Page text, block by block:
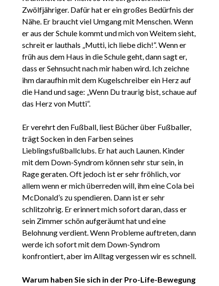
Zwölfjähriger. Dafür hat er ein großes Bedürfnis der
Nähe. Er braucht viel Umgang mit Menschen. Wenn
er aus der Schule kommt und mich von Weitem sieht,
schreit er lauthals „Mutti, ich liebe dich!“. Wenn er
früh aus dem Haus in die Schule geht, dann sagt er,
dass er Sehnsucht nach mir haben wird. Ich zeichne
ihm daraufhin mit dem Kugelschreiber ein Herz auf
die Hand und sage: „Wenn Du traurig bist, schaue auf
das Herz von Mutti“.
Er verehrt den Fußball, liest Bücher über Fußballer,
trägt Socken in den Farben seines
Lieblingsfußballclubs. Er hat auch Launen. Kinder
mit dem Down-Syndrom können sehr stur sein, in
Rage geraten. Oft jedoch ist er sehr fröhlich, vor
allem wenn er mich überreden will, ihm eine Cola bei
McDonald’s zu spendieren. Dann ist er sehr
schlitzohrig. Er erinnert mich sofort daran, dass er
sein Zimmer schön aufgeräumt hat und eine
Belohnung verdient. Wenn Probleme auftreten, dann
werde ich sofort mit dem Down-Syndrom
konfrontiert, aber im Alltag vergessen wir es schnell.
Warum haben Sie sich in der Pro-Life-Bewegung